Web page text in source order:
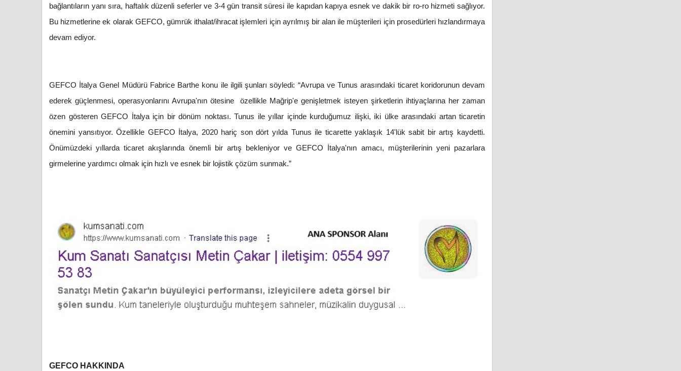
bağlantıların yanı sıra, haftalık düzenli seferler ve 3-4 gün transit süresi ile kapıdan kapıya esnek ve dakik bir ro-ro hizmeti sağlıyor.
Bu hizmetlerine ek olarak GEFCO, gümrük ithalat/ihracat işlemleri için ayrılmış bir alan ile müşterileri için prosedürleri hızlandırmaya
devam ediyor.
GEFCO İtalya Genel Müdürü Fabrice Barthe konu ile ilgili şunları söyledi: “Avrupa ve Tunus arasındaki ticaret koridorunun devam
ederek güçlenmesi, operasyonlarını Avrupa'nın ötesine özellikle Mağrip'e genişletmek isteyen şirketlerin ihtiyaçlarına her zaman
özen gösteren GEFCO İtalya için bir dönüm noktası. Tunus ile yıllar içinde kurduğumuz ilişki, iki ülke arasındaki artan ticaretin
önemini yansıtıyor. Özellikle GEFCO İtalya, 2020 hariç son dört yılda Tunus ile ticarette yaklaşık 14'lük sabit bir artış kaydetti.
Önümüzdeki yıllarda ticaret akışlarında önemli bir artış bekleniyor ve GEFCO İtalya'nın amacı, müşterilerinin yeni pazarlara
girmelerine yardımcı olmak için hızlı ve esnek bir lojistik çözüm sunmak.”
GEFCO HAKKINDA